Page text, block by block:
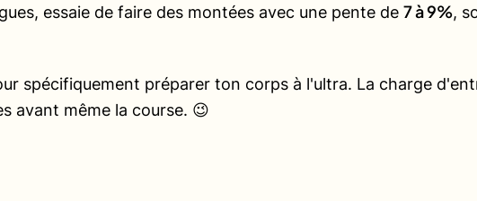
essaie de faire des montées avec une pente de 7 à 9%,
spécifiquement préparer ton corps à l'ultra. La charge
avant même la course. 😉